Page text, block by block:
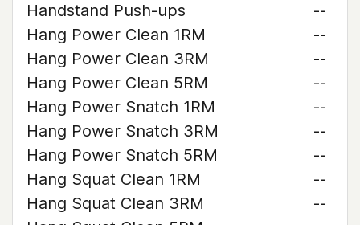
Handstand Push-ups
--
Hang Power Clean 1RM
--
Hang Power Clean 3RM
--
Hang Power Clean 5RM
--
Hang Power Snatch 1RM
--
Hang Power Snatch 3RM
--
Hang Power Snatch 5RM
--
Hang Squat Clean 1RM
--
Hang Squat Clean 3RM
--